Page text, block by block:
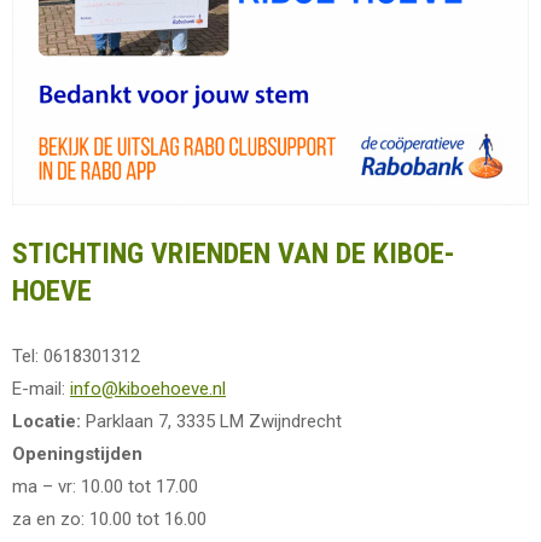
STICHTING VRIENDEN VAN DE KIBOE-
HOEVE
Tel: 0618301312
E-mail: info@kiboehoeve.nl
Locatie: Parklaan 7, 3335 LM Zwijndrecht
Openingstijden
ma – vr: 10.00 tot 17.00
za en zo: 10.00 tot 16.00